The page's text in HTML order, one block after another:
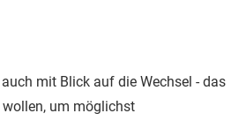
mit Blick auf die Wechsel - das
um möglichst